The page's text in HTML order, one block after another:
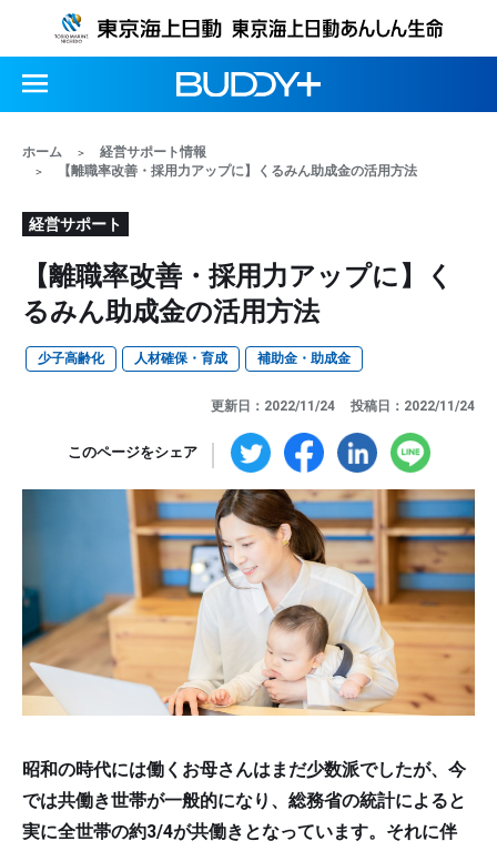
ホーム
経営サポート情報
【離職率改善・採用力アップに】くるみん助成金の活用方法
経営サポート
【離職率改善・採用力アップに】く
るみん助成金の活用方法
少子高齢化 人材確保・育成 補助金・助成金
更新日：2022/11/24 投稿日：2022/11/24
このページをシェア
昭和の時代には働くお母さんはまだ少数派でしたが、今
では共働き世帯が一般的になり、総務省の統計によると
実に全世帯の約3/4が共働きとなっています。それに伴